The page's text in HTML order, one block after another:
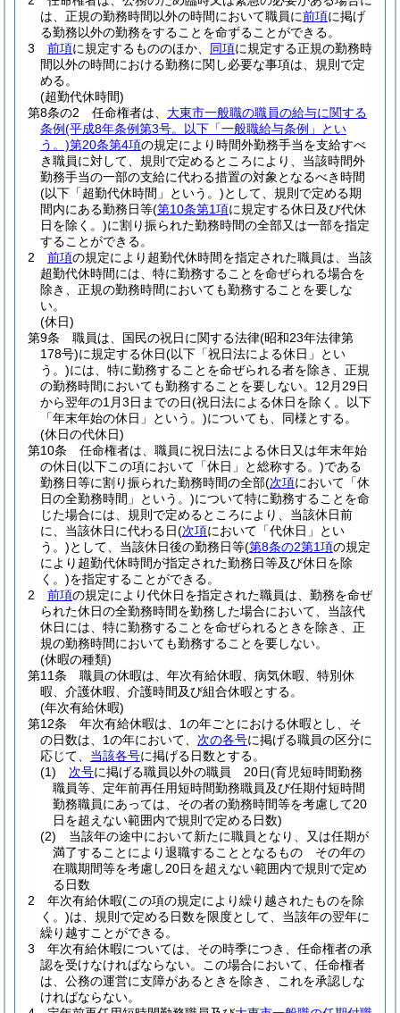
は、正規の勤務時間以外の時間において職員に前項に掲げ
る勤務以外の勤務をすることを命ずることができる。
3
前項に規定するもののほか、 同項に規定する正規の勤務時
間以外の時間における勤務に関し必要な事項は、規則で定
める。
(超勤代休時間)
第8条の2
任命権者は、 大東市一般職の職員の給与に関する
条例(平成8年条例第3号。以下「一般職給与条例」とい
う。)第20条第4項の規定により時間外勤務手当を支給すべ
き職員に対して、規則で定めるところにより、当該時間外
勤務手当の一部の支給に代わる措置の対象となるべき時間
(以下「超勤代休時間」という。)として、規則で定める期
間内にある勤務日等(第10条第1項に規定する休日及び代休
日を除く。)に割り振られた勤務時間の全部又は一部を指定
することができる。
2
前項の規定により超勤代休時間を指定された職員は、当該
超勤代休時間には、特に勤務することを命ぜられる場合を
除き、正規の勤務時間においても勤務することを要しな
い。
(休日)
第9条
職員は、国民の祝日に関する法律(昭和23年法律第
178号)に規定する休日(以下「祝日法による休日」とい
う。)には、特に勤務することを命ぜられる者を除き、正規
の勤務時間においても勤務することを要しない。 12月29日
から翌年の1月3日までの日(祝日法による休日を除く。以下
「年末年始の休日」という。)についても、同様とする。
(休日の代休日)
第10条
任命権者は、職員に祝日法による休日又は年末年始
の休日(以下この項において「休日」と総称する。)である
勤務日等に割り振られた勤務時間の全部(次項において「休
日の全勤務時間」という。)について特に勤務することを命
じた場合には、規則で定めるところにより、当該休日前
に、当該休日に代わる日(次項において「代休日」とい
う。)として、当該休日後の勤務日等(第8条の2第1項の規定
により超勤代休時間が指定された勤務日等及び休日を除
く。)を指定することができる。
2
前項の規定により代休日を指定された職員は、勤務を命ぜ
られた休日の全勤務時間を勤務した場合において、当該代
休日には、特に勤務することを命ぜられるときを除き、正
規の勤務時間においても勤務することを要しない。
(休暇の種類)
第11条
職員の休暇は、年次有給休暇、病気休暇、特別休
暇、介護休暇、介護時間及び組合休暇とする。
(年次有給休暇)
第12条
年次有給休暇は、1の年ごとにおける休暇とし、そ
の日数は、1の年において、 次の各号に掲げる職員の区分に
応じて、 当該各号に掲げる日数とする。
(1)
次号に掲げる職員以外の職員 20日(育児短時間勤務
職員等、定年前再任用短時間勤務職員及び任期付短時間
勤務職員にあっては、その者の勤務時間等を考慮して20
日を超えない範囲内で規則で定める日数)
(2)
当該年の途中において新たに職員となり、又は任期が
満了することにより退職することとなるもの その年の
在職期間等を考慮し20日を超えない範囲内で規則で定め
る日数
2
年次有給休暇(この項の規定により繰り越されたものを除
く。)は、規則で定める日数を限度として、当該年の翌年に
繰り越すことができる。
3
年次有給休暇については、その時季につき、任命権者の承
認を受けなければならない。
この場合において、任命権者
は、公務の運営に支障があるときを除き、これを承認しな
ければならない。